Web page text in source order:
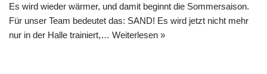
Es wird wieder wärmer, und damit beginnt die Sommersaison.
Für unser Team bedeutet das: SAND! Es wird jetzt nicht mehr
nur in der Halle trainiert,… Weiterlesen »